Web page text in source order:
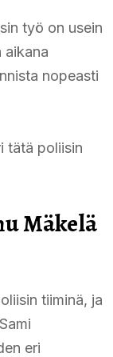
työ on usein
aikana
nopeasti
tätä poliisin
Mäkelä
tiiminä, ja
eri